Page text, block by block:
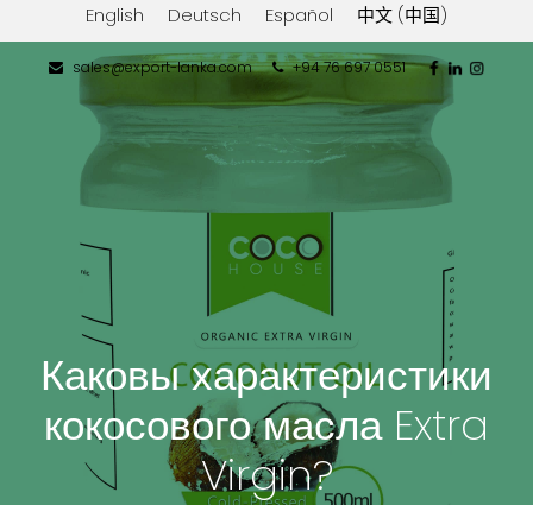
English Deutsch Español 中文 (中国)
sales@export-lanka.com +94 76 697 0551
Каковы характеристики
кокосового масла Extra
Virgin?